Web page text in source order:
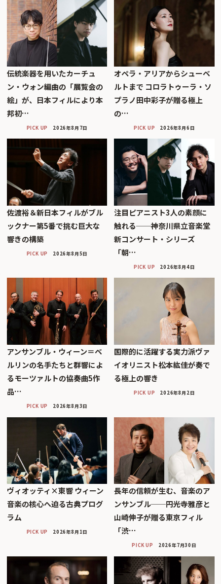
伝統楽器を用いたカーチュ
ン・ウォン編曲の「展覧会の
絵」が、日本フィルにより本
邦初…
PICK UP 2026年8月7日
オペラ・アリアからシューベ
ルトまで コロラトゥーラ・ソ
プラノ田中彩子が贈る極上
の…
PICK UP 2026年8月6日
佐渡裕＆新日本フィルがブル
ックナー第5番で挑む巨大な
響きの構築
PICK UP 2026年8月5日
注目ピアニスト3人の素顔に
触れる──神奈川県立音楽堂
新コンサート・シリーズ
「朝…
PICK UP 2026年8月4日
アンサンブル・ウィーン＝ベ
ルリンの名手たちと群響によ
るモーツァルトの協奏曲5作
品…
PICK UP 2026年8月3日
国際的に活躍する実力派ヴァ
イオリニスト松本紘佳が奏で
る極上の響き
PICK UP 2026年8月2日
ヴィオッティ×東響 ウィーン
音楽の核心へ迫る古典プログ
ラム
PICK UP 2026年8月1日
長年の信頼が生む、音楽のア
ンサンブル──円光寺雅彦と
山崎伸子が贈る東京フィル
「渋…
PICK UP 2026年7月30日